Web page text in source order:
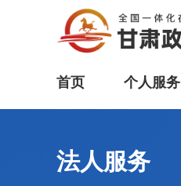
首页 个人服务
法人服务